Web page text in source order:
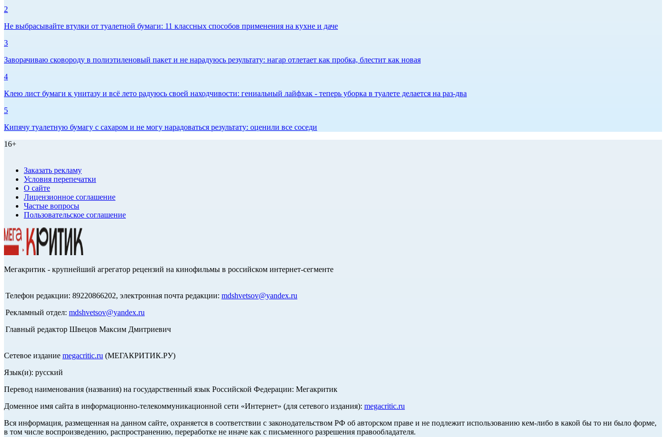
2
Не выбрасывайте втулки от туалетной бумаги: 11 классных способов применения на кухне и даче
3
Заворачиваю сковороду в полиэтиленовый пакет и не нарадуюсь результату: нагар отлетает как пробка, блестит как новая
4
Клею лист бумаги к унитазу и всё лето радуюсь своей находчивости: гениальный лайфхак - теперь уборка в туалете делается на раз-два
5
Кипячу туалетную бумагу с сахаром и не могу нарадоваться результату: оценили все соседи
16+
Заказать рекламу
Условия перепечатки
О сайте
Лицензионное соглашение
Частые вопросы
Пользовательское соглашение
Мегакритик - крупнейший агрегатор рецензий на кинофильмы в российском интернет-сегменте
Телефон редакции: 89220866202, электронная почта редакции: mdshvetsov@yandex.ru
Рекламный отдел: mdshvetsov@yandex.ru
Главный редактор Швецов Максим Дмитриевич
Сетевое издание megacritic.ru (МЕГАКРИТИК.РУ)
Язык(и): русский
Перевод наименования (названия) на государственный язык Российской Федерации: Мегакритик
Доменное имя сайта в информационно-телекоммуникационной сети «Интернет» (для сетевого издания): megacritic.ru
Вся информация, размещенная на данном сайте, охраняется в соответствии с законодательством РФ об авторском праве и не подлежит использованию кем-либо в какой бы то ни было форме,
в том числе воспроизведению, распространению, переработке не иначе как с письменного разрешения правообладателя.